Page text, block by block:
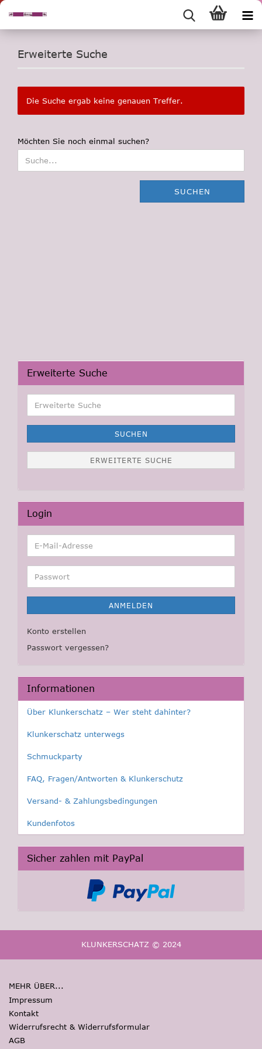
Erweiterte Suche
Die Suche ergab keine genauen Treffer.
MÖCHTEN
SIE
NOCH
EINMAL
Möchten Sie noch einmal suchen?
SUCHEN
Erweiterte Suche
Suche
SUCHEN
ERWEITERTE SUCHE
Login
E-
Mail-
Adresse
Passwort
ANMELDEN
Konto erstellen
Passwort vergessen?
Informationen
Über Klunkerschatz – Wer steht dahinter?
Klunkerschatz unterwegs
Schmuckparty
FAQ, Fragen/Antworten & Klunkerschutz
Versand- & Zahlungsbedingungen
Kundenfotos
Sicher zahlen mit PayPal
KLUNKERSCHATZ © 2024
MEHR ÜBER...
Impressum
Kontakt
Widerrufsrecht & Widerrufsformular
AGB